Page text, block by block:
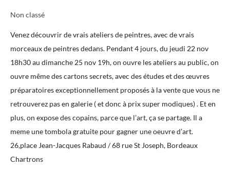
Non classé
Venez découvrir de vrais ateliers de peintres, avec de vrais
morceaux de peintres dedans. Pendant 4 jours, du jeudi 22 nov
18h30 au dimanche 25 nov 19h, on ouvre les ateliers au public, on
ouvre même des cartons secrets, avec des études et des œuvres
préparatoires exceptionnellement proposés à la vente que vous ne
retrouverez pas en galerie ( et donc à prix super modiques) . Et en
plus, on expose des copains, parce que l’art, ça se partage. Il a
meme une tombola gratuite pour gagner une oeuvre d’art.
26,place Jean-Jacques Rabaud / 68 rue St Joseph, Bordeaux
Chartrons